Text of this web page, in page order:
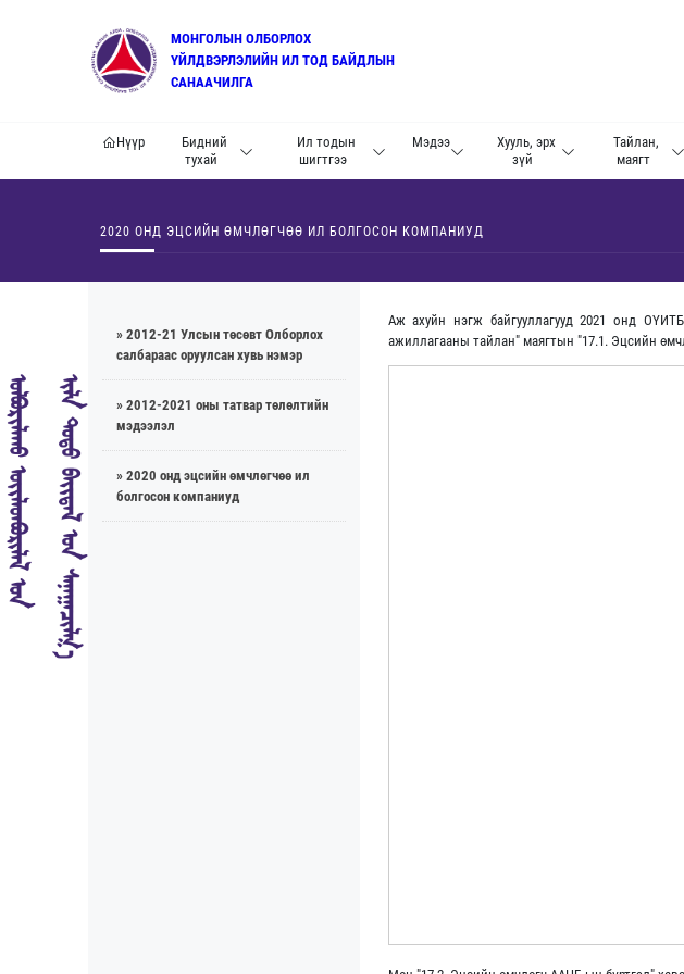
МОНГОЛЫН ОЛБОРЛОХ
ҮЙЛДВЭРЛЭЛИЙН ИЛ ТОД БАЙДЛЫН
САНААЧИЛГА
Нүүр
Бидний
тухай
Ил тодын
шигтгээ
Мэдээ
Хууль, эрх
зүй
Тайлан,
маягт
2020 ОНД ЭЦСИЙН ӨМЧЛӨГЧӨӨ ИЛ БОЛГОСОН КОМПАНИУД
» 2012-21 Улсын төсөвт Олборлох
салбараас оруулсан хувь нэмэр
» 2012-2021 оны татвар төлөлтийн
мэдээлэл
» 2020 онд эцсийн өмчлөгчөө ил
болгосон компаниуд
Аж ахуйн нэгж байгууллагууд 2021 онд
ажиллагааны тайлан" маягтын "17.1. Эцсийн